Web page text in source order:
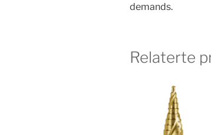
demands.
Relaterte